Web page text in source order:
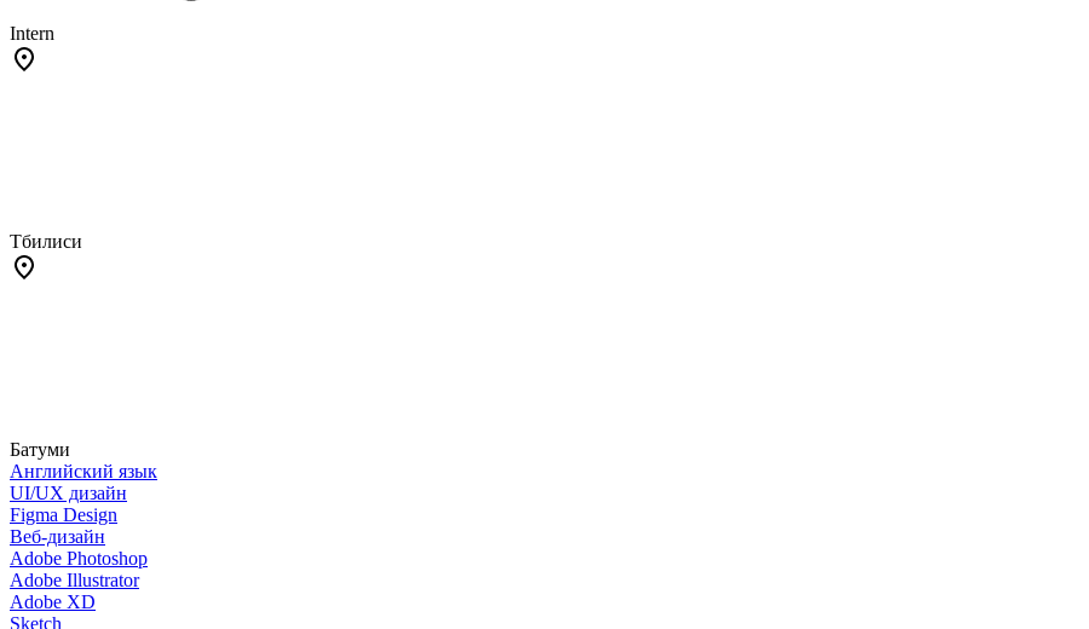
Intern
Тбилиси
Батуми
Английский язык
UI/UX дизайн
Figma Design
Веб-дизайн
Adobe Photoshop
Adobe Illustrator
Adobe XD
Sketch